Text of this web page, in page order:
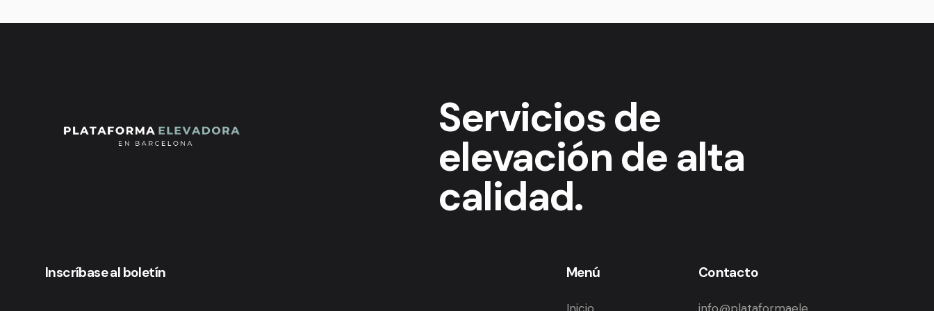
Servicios de
elevación de alta
calidad.
Inscríbase al boletín Menú Contacto